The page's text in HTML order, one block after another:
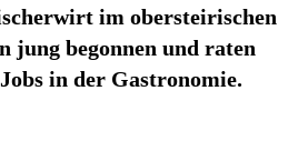
im obersteirischen
jung begonnen und raten
in der Gastronomie.